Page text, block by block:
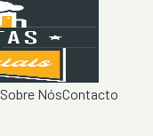
Sobre NósContacto